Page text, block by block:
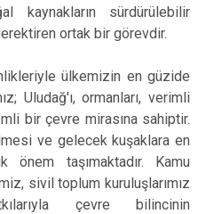
kaynakların sürdürülebilir
ortak bir görevdir.
ülkemizin en güzide
Uludağ'ı, ormanları, verimli
bir çevre mirasına sahiptir.
ve gelecek kuşaklara en
önem taşımaktadır. Kamu
sivil toplum kuruluşlarımız
çevre bilincinin